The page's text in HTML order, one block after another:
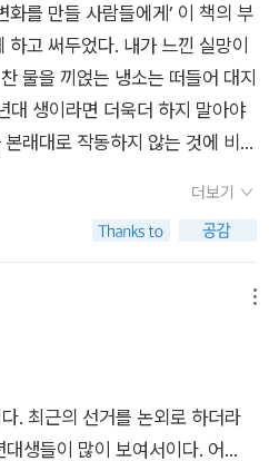
화를 만들 사람들에게’ 이 책의 부
고 써두었다. 내가 느낀 실망이
물을 끼얹는 냉소는 떠들어 대지
대 생이라면 더욱더 하지 말아야
래대로 작동하지 않는 것에 비로
는 것을 소리 내어 말하는 세대이
맞는다는 협박을 역사적으로 체
공론에도 더 이상 집착하지 않
뀌고 구조도 바뀌어야 한다고 대
들이 시민으로서의 자신의 책임
정책으로 싸우지 않는 정당, 정당
더보기
. 최근의 선거를 논외로 하더라
생들이 많이 보여서이다. 어...